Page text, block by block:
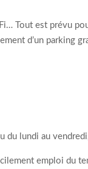
Tout est prévu
d’un parking
lundi au
emploi du